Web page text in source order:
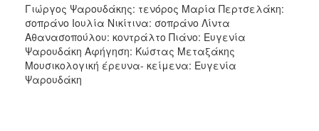
Γιώργος Ψαρουδάκης: τενόρος Μαρία Περτσελάκη:
σοπράνο Ιουλία Νικίτινα: σοπράνο Λίντα
Αθανασοπούλου: κοντράλτο Πιάνο: Ευγενία
Ψαρουδάκη Αφήγηση: Κώστας Μεταξάκης
Μουσικολογική έρευνα- κείμενα: Ευγενία
Ψαρουδάκη